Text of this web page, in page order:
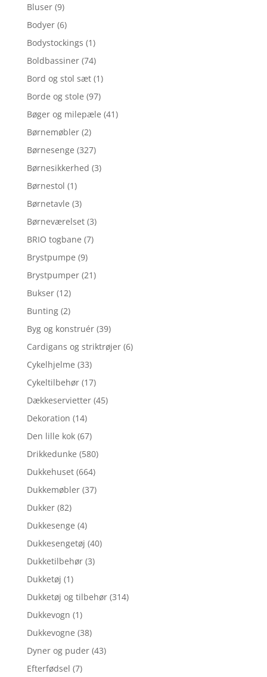
Bluser (9)
Bodyer (6)
Bodystockings (1)
Boldbassiner (74)
Bord og stol sæt (1)
Borde og stole (97)
Bøger og milepæle (41)
Børnemøbler (2)
Børnesenge (327)
Børnesikkerhed (3)
Børnestol (1)
Børnetavle (3)
Børneværelset (3)
BRIO togbane (7)
Brystpumpe (9)
Brystpumper (21)
Bukser (12)
Bunting (2)
Byg og konstruér (39)
Cardigans og striktrøjer (6)
Cykelhjelme (33)
Cykeltilbehør (17)
Dækkeservietter (45)
Dekoration (14)
Den lille kok (67)
Drikkedunke (580)
Dukkehuset (664)
Dukkemøbler (37)
Dukker (82)
Dukkesenge (4)
Dukkesengetøj (40)
Dukketilbehør (3)
Dukketøj (1)
Dukketøj og tilbehør (314)
Dukkevogn (1)
Dukkevogne (38)
Dyner og puder (43)
Efterfødsel (7)